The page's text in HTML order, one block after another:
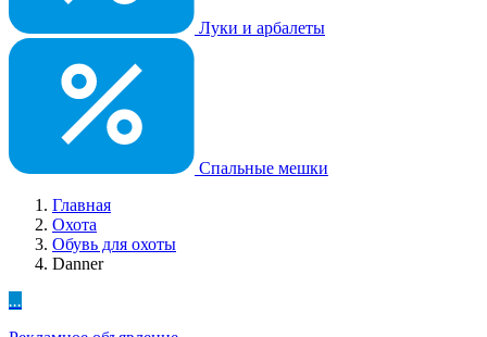
Луки и арбалеты
Спальные мешки
Главная
Охота
Обувь для охоты
Danner
...